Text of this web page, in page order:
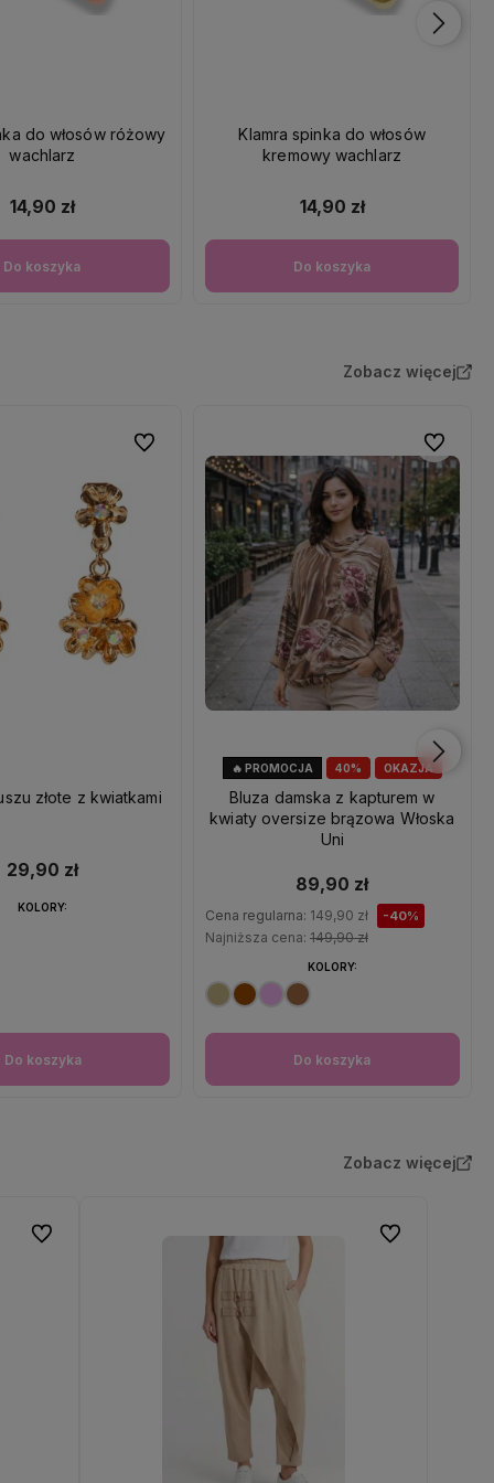
do włosów różowy
wachlarz
14,90 zł
Do koszyka
Klamra spinka do włosów
kremowy wachlarz
14,90 zł
Do koszyka
Zobacz więcej
złote z kwiatkami
29,90 zł
Do koszyka
KOLORY:
Do ulubionych
40% OKAZJA
🔥 PROMOCJA
Bluza damska z kapturem w
kwiaty oversize brązowa Włoska
Uni
89,90 zł
Cena regularna: 149,90 zł -40%
Najniższa cena: 149,90 zł
Do koszyka
KOLORY:
Do
Zobacz więcej
Do ulubionych Do ulubionych